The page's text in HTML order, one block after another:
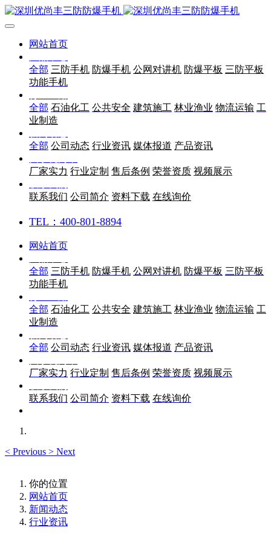
网站首页
全部 三防手机 防爆手机 公网对讲机 防爆平板 三防平板
功能手机
全部 石油化工 公共安全 建筑施工 林业渔业 物流运输 工
业制造
全部 公司动态 行业资讯 媒体报道 产品资讯
厂家实力 行业定制 售后条例 荣誉资质 视频展示
联系我们 公司简介 资料下载 在线询价
TEL：400-801-8894
网站首页
全部 三防手机 防爆手机 公网对讲机 防爆平板 三防平板
功能手机
全部 石油化工 公共安全 建筑施工 林业渔业 物流运输 工
业制造
全部 公司动态 行业资讯 媒体报道 产品资讯
厂家实力 行业定制 售后条例 荣誉资质 视频展示
联系我们 公司简介 资料下载 在线询价
< Previous > Next
你的位置
网站首页
新闻动态
行业资讯